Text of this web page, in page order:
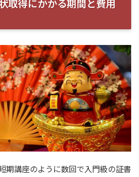
取得にかかる期間と費用
期講座のように数回で入門級の証書